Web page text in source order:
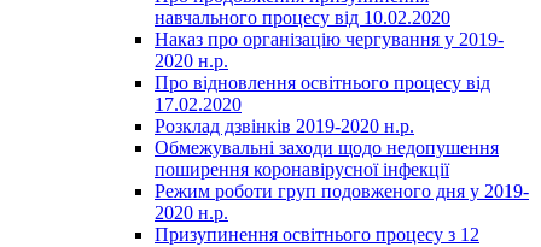
навчального процесу від 10.02.2020
Наказ про організацію чергування у 2019-
2020 н.р.
Про відновлення освітнього процесу від
17.02.2020
Розклад дзвінків 2019-2020 н.р.
Обмежувальні заходи щодо недопушення
поширення коронавірусної інфекції
Режим роботи груп подовженого дня у 2019-
2020 н.р.
Призупинення освітнього процесу з 12